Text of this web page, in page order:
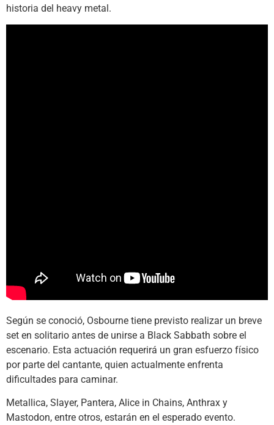
historia del heavy metal.
Según se conoció, Osbourne tiene previsto realizar un breve
set en solitario antes de unirse a Black Sabbath sobre el
escenario. Esta actuación requerirá un gran esfuerzo físico
por parte del cantante, quien actualmente enfrenta
dificultades para caminar.
Metallica, Slayer, Pantera, Alice in Chains, Anthrax y
Mastodon, entre otros, estarán en el esperado evento.